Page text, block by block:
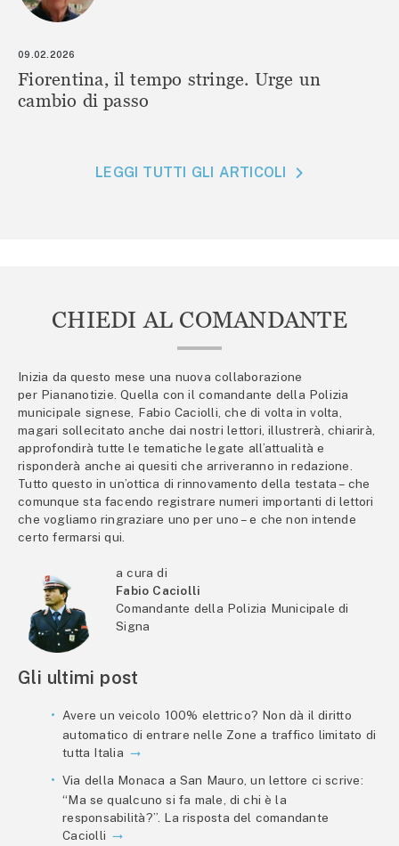
09.02.2026
Fiorentina, il tempo stringe. Urge un
cambio di passo
LEGGI TUTTI GLI ARTICOLI
CHIEDI AL COMANDANTE
Inizia da questo mese una nuova collaborazione
per Piananotizie. Quella con il comandante della Polizia
municipale signese, Fabio Caciolli, che di volta in volta,
magari sollecitato anche dai nostri lettori, illustrerà, chiarirà,
approfondirà tutte le tematiche legate all’attualità e
risponderà anche ai quesiti che arriveranno in redazione.
Tutto questo in un’ottica di rinnovamento della testata – che
comunque sta facendo registrare numeri importanti di lettori
che vogliamo ringraziare uno per uno – e che non intende
certo fermarsi qui.
a cura di
Fabio Caciolli
Comandante della Polizia Municipale di
Signa
Gli ultimi post
Avere un veicolo 100% elettrico? Non dà il diritto
automatico di entrare nelle Zone a traffico limitato di
tutta Italia
Via della Monaca a San Mauro, un lettore ci scrive:
“Ma se qualcuno si fa male, di chi è la
responsabilità?”. La risposta del comandante
Caciolli